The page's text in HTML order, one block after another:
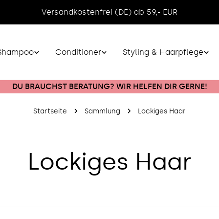
Versandkostenfrei (DE) ab 59,- EUR
Conditioner Styling & Haarpflege
DU BRAUCHST BERATUNG? WIR HELFEN DIR GERNE!
Startseite Sammlung Lockiges Haar
S
Lockiges Haar